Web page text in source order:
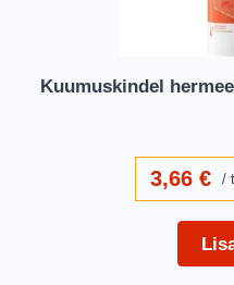
Kuumuskindel
3,66€